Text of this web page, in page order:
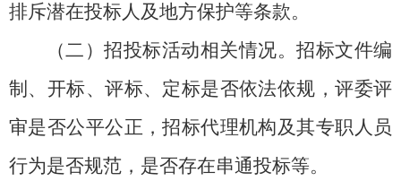
排斥潜在投标人及地方保护等条款。
（二）招投标活动相关情况。招标文件编
制、开标、评标、定标是否依法依规，评委评
审是否公平公正，招标代理机构及其专职人员
行为是否规范，是否存在串通投标等。